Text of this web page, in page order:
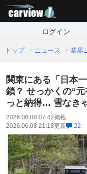
ログイン
トップ ニュース 業界
関東にある「日本
鎖？ せっかくの“
っと納得… 雪なき
2026.06.08 07:42掲載
2026.06.08 21:18更新 22